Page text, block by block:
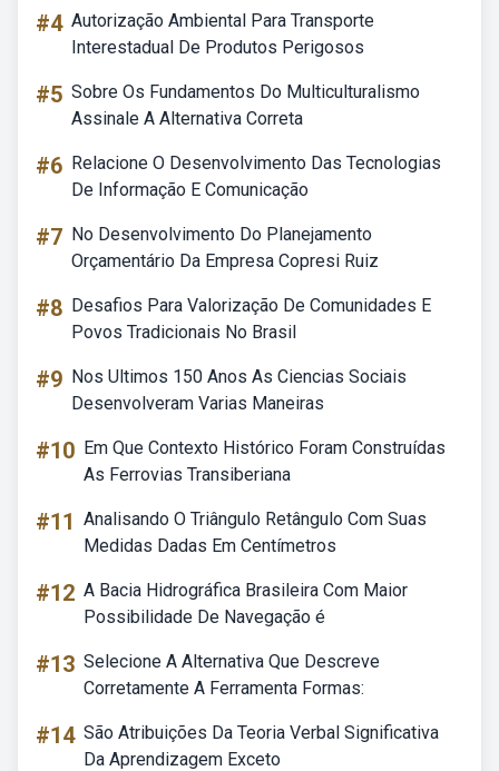
#4 Autorização Ambiental Para Transporte
Interestadual De Produtos Perigosos
#5 Sobre Os Fundamentos Do Multiculturalismo
Assinale A Alternativa Correta
#6 Relacione O Desenvolvimento Das Tecnologias
De Informação E Comunicação
#7 No Desenvolvimento Do Planejamento
Orçamentário Da Empresa Copresi Ruiz
#8 Desafios Para Valorização De Comunidades E
Povos Tradicionais No Brasil
#9 Nos Ultimos 150 Anos As Ciencias Sociais
Desenvolveram Varias Maneiras
#10 Em Que Contexto Histórico Foram Construídas
As Ferrovias Transiberiana
#11 Analisando O Triângulo Retângulo Com Suas
Medidas Dadas Em Centímetros
#12 A Bacia Hidrográfica Brasileira Com Maior
Possibilidade De Navegação é
#13 Selecione A Alternativa Que Descreve
Corretamente A Ferramenta Formas:
#14 São Atribuições Da Teoria Verbal Significativa
Da Aprendizagem Exceto